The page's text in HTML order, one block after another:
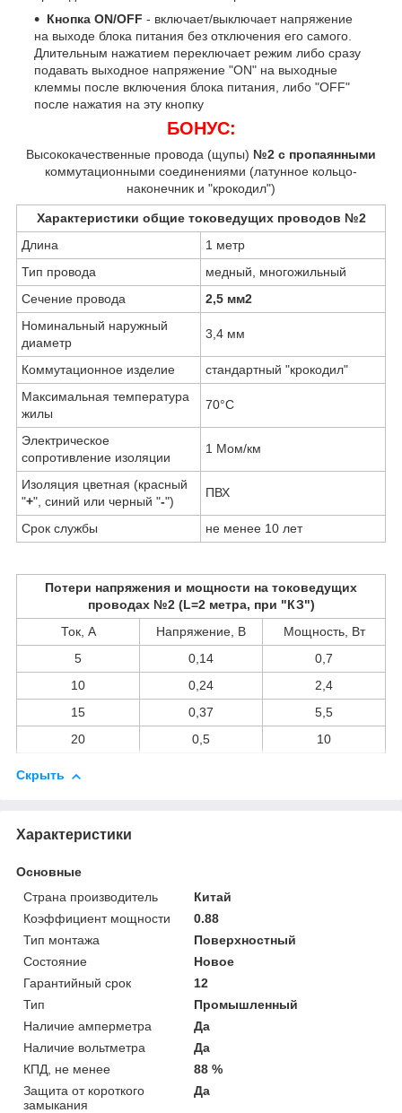
Кнопка ON/OFF - включает/выключает напряжение
на выходе блока питания без отключения его самого.
Длительным нажатием переключает режим либо сразу
подавать выходное напряжение "ON" на выходные
клеммы после включения блока питания, либо "OFF"
после нажатия на эту кнопку
БОНУС:
Высококачественные провода (щупы) №2 с пропаянными
коммутационными соединениями (латунное кольцо-
наконечник и "крокодил")
Характеристики общие токоведущих проводов №2
Длина
1 метр
Тип провода
медный, многожильный
Сечение провода
2,5 мм2
Номинальный наружный
диаметр
3,4 мм
Коммутационное изделие
стандартный "крокодил"
Максимальная температура
жилы
70°С
Электрическое
сопротивление изоляции
1 Мом/км
Изоляция цветная (красный
"+", синий или черный "-")
ПВХ
Срок службы не менее 10 лет
Потери напряжения и мощности на токоведущих
проводах №2 (L=2 метра, при "КЗ")
Ток, А
Напряжение, В
Мощность, Вт
5
0,14
0,7
10
0,24
2,4
15
0,37
5,5
20
0,5 10
Скрыть
Характеристики
Основные
Страна производитель
Китай
Коэффициент мощности
0.88
Тип монтажа
Поверхностный
Состояние
Новое
Гарантийный срок
12
Тип
Промышленный
Наличие амперметра
Да
Наличие вольтметра
Да
КПД, не менее
88 %
Защита от короткого
замыкания
Да